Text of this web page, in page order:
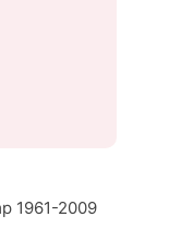
1961-2009